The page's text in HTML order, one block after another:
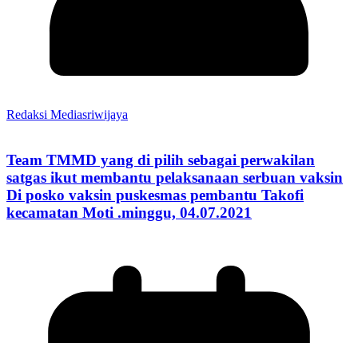
Redaksi Mediasriwijaya
Team TMMD yang di pilih sebagai perwakilan
satgas ikut membantu pelaksanaan serbuan vaksin
Di posko vaksin puskesmas pembantu Takofi
kecamatan Moti .minggu, 04.07.2021